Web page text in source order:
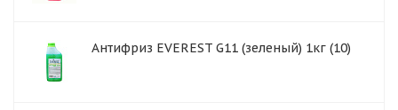
Антифриз EVEREST G11 (зеленый) 1кг (10)